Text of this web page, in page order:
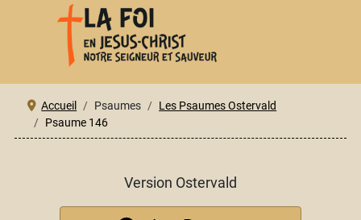
Accueil Psaumes
Les Psaumes Ostervald
Psaume 146
Version Ostervald